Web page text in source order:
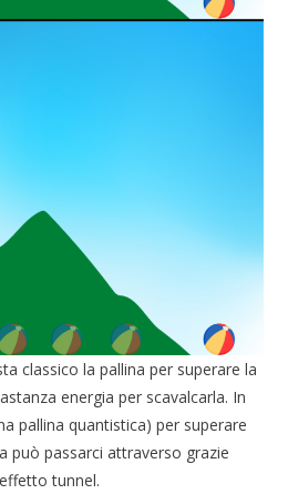
classico la pallina per superare la
energia per scavalcarla. In
pallina quantistica) per superare
può passarci attraverso grazie
tunnel.